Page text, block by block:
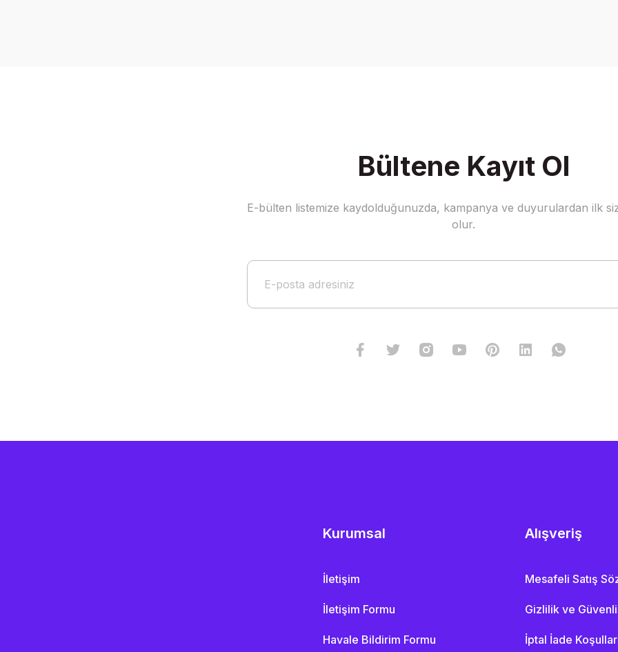
Gönder
Bültene Kayıt Ol
E-bülten listemize kaydolduğunuzda, kampanya ve duyurulardan ilk
olur.
Kurumsal
İletişim
İletişim Formu
Havale Bildirim Formu
Alışveriş
Mesafeli Satış
Gizlilik ve
İptal İade